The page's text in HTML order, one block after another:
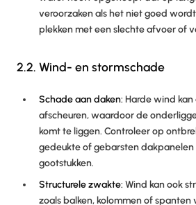
veroorzaken als het niet goed
plekken met een slechte afvoer of
2.2. Wind- en stormschade
Schade aan daken: Harde wind
afscheuren, waardoor de
komt te liggen. Controleer op
gedeukte of gebarsten
gootstukken.
Structurele zwakte: Wind kan ook
zoals balken, kolommen of spanten